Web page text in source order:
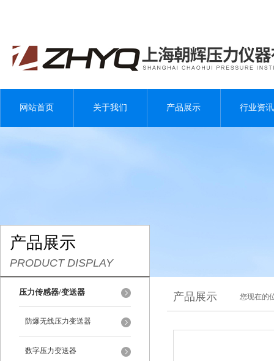
网站首页 关于我们 产品展示 行业资讯
产品展示
PRODUCT DISPLAY
压力传感器/变送器
防爆无线压力变送器
数字压力变送器
产品展示 您现在的